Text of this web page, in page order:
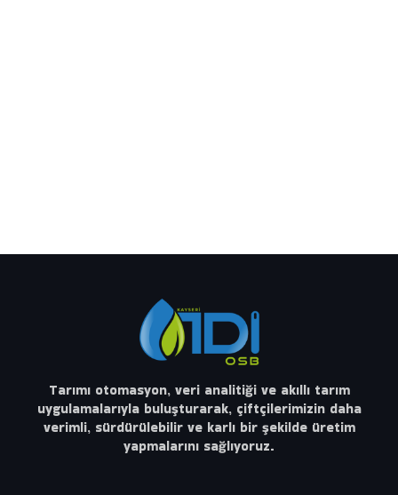
Tarımı otomasyon, veri analitiği ve akıllı tarım
uygulamalarıyla buluşturarak, çiftçilerimizin daha
verimli, sürdürülebilir ve karlı bir şekilde üretim
yapmalarını sağlıyoruz.